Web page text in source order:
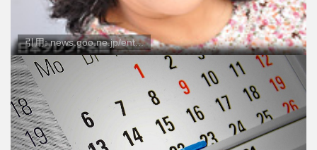
引用: news.goo.ne.jp/ent...